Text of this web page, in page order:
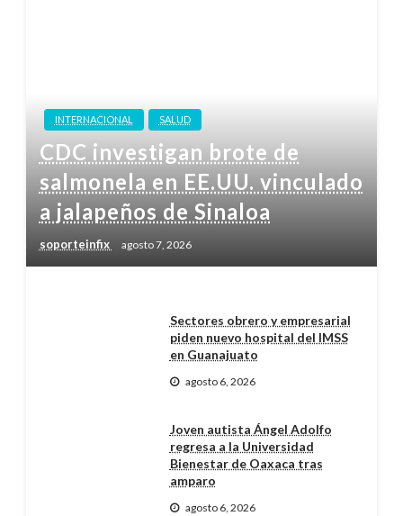
INTERNACIONAL SALUD
CDC investigan brote de
salmonela en EE.UU. vinculado
a jalapeños de Sinaloa
soporteinfix agosto 7, 2026
Sectores obrero y empresarial
piden nuevo hospital del IMSS
en Guanajuato
agosto 6, 2026
Joven autista Ángel Adolfo
regresa a la Universidad
Bienestar de Oaxaca tras
amparo
agosto 6, 2026